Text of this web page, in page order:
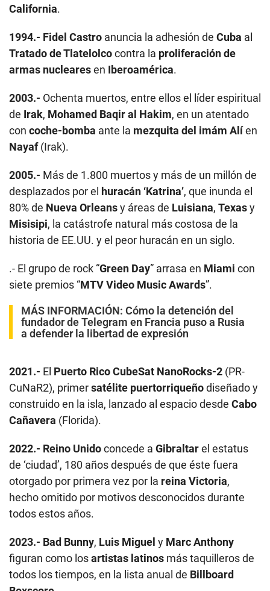
California.
1994.- Fidel Castro anuncia la adhesión de Cuba al
Tratado de Tlatelolcocontra la proliferación de
armas nuclearesen Iberoamérica.
2003.- Ochenta muertos, entre ellos el líder espiritual
de Irak, Mohamed Baqir al Hakim, en un atentado
con coche-bomba ante la mezquita del imám Alíen
Nayaf(Irak).
2005.- Más de 1.800 muertos y más de un millón de
desplazados por el huracán ‘Katrina’, que inunda el
80% de Nueva Orleansy áreas de Luisiana, Texasy
Misisipi, la catástrofe natural más costosa de la
historia de EE.UU. y el peor huracán en un siglo.
.- El grupo de rock “Green Day” arrasa en Miami con
siete premios “MTV Video Music Awards”.
MÁS INFORMACIÓN: Cómo la detención del
fundador de Telegram en Francia puso a Rusia
a defender la libertad de expresión
2021.- El Puerto Rico CubeSat NanoRocks-2 (PR-
CuNaR2), primersatélite puertorriqueñodiseñado y
construido en la isla, lanzado al espacio desde Cabo
Cañavera (Florida).
2022.- Reino Unidoconcede a Gibraltarel estatus
de ‘ciudad’, 180 años después de que éste fuera
otorgado por primera vez por la reina Victoria,
hecho omitido por motivos desconocidos durante
todos estos años.
2023.- Bad Bunny, Luis Miguel y Marc Anthony
figuran como losartistas latinos más taquilleros de
todos los tiempos, en la lista anual de Billboard